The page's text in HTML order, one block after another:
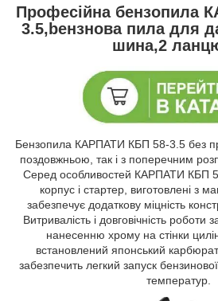
Професійна бензопила
3.5,beнзнова пила для
шина,2
Бензопила КАРПАТИ КБП 58-3.5 без
поздовжньою, так і з поперечним
Серед особливостей КАРПАТИ КБП
корпус і стартер, виготовлені з
забезпечує додаткову міцність
Витривалість і довговічність роботи
нанесенню хрому на стінки
встановлений японський
забезпечить легкий запуск
температур.